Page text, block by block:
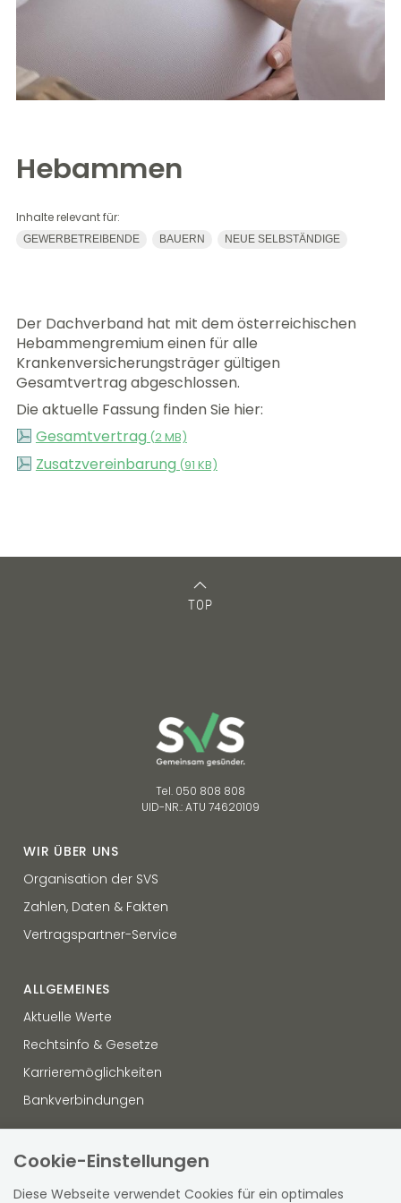
Cookie-Einstellungen
Diese Webseite verwendet Cookies für ein optimales
Hebammen
Inhalte relevant für:
GEWERBETREIBENDE BAUERN NEUE SELBSTÄNDIGE
Der Dachverband hat mit dem österreichischen
Hebammengremium einen für alle
Krankenversicherungsträger gültigen
Gesamtvertrag abgeschlossen.
Die aktuelle Fassung finden Sie hier:
Gesamtvertrag (2 MB)
Zusatzvereinbarung (91 KB)
TOP
Tel. 050 808 808
UID-NR.: ATU 74620109
WIR ÜBER UNS
Organisation der SVS
Zahlen, Daten & Fakten
Vertragspartner-Service
ALLGEMEINES
Aktuelle Werte
Rechtsinfo & Gesetze
Karrieremöglichkeiten
Bankverbindungen
OFFENLEGUNG